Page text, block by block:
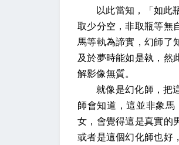
以此當知，「如此
取少分空，非取瓶等無
馬等執為諦實，幻師了
及於夢時能如是執，然
解影像無質。
就像是幻化師，把
師會知道，這並非象
女，會覺得這是真實的
或者是這個幻化師也好